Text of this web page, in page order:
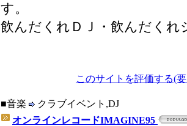
す。
飲んだくれＤＪ・飲んだくれ
このサイトを評価する(
■音楽
クラブイベント,DJ
オンラインレコードIMAGINE95